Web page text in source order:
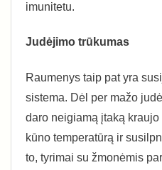
imunitetu.
Judėjimo trūkumas
Raumenys taip pat yra
sistema. Dėl per mažo
daro neigiamą įtaką
kūno temperatūrą ir
to, tyrimai su žmonėmis